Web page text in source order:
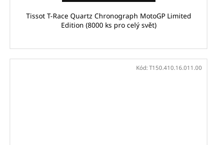
Tissot T-Race Quartz Chronograph MotoGP Limited
Edition (8000 ks pro celý svět)
Kód: T150.410.16.011.00